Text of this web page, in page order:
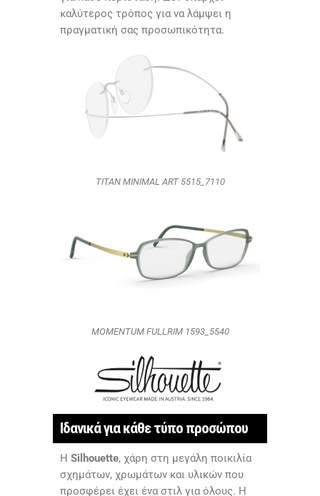
καλύτερος τρόπος για να λάμψει η
πραγματική σας προσωπικότητα.
ΤΙΤΑΝ ΜΙΝΙΜAL ART 5515_7110
MOMENTUM FULLRIM 1593_5540
Ιδανικά για κάθε τύπο προσώπου
Η Silhouette, χάρη στη μεγάλη ποικιλία
σχημάτων, χρωμάτων και υλικών που
προσφέρει έχει ένα στιλ για όλους. Η